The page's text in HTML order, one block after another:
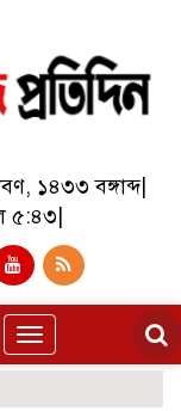
১৪৩৩ বঙ্গাব্দ|
৫:৪৩
Toggle
navigation